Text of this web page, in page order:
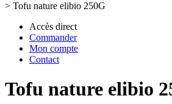
> Tofu nature elibio 250G
Accès direct
Commander
Mon compte
Contact
Tofu nature elibio